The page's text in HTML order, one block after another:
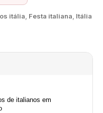
itália Festa italiana Itália
de italianos em